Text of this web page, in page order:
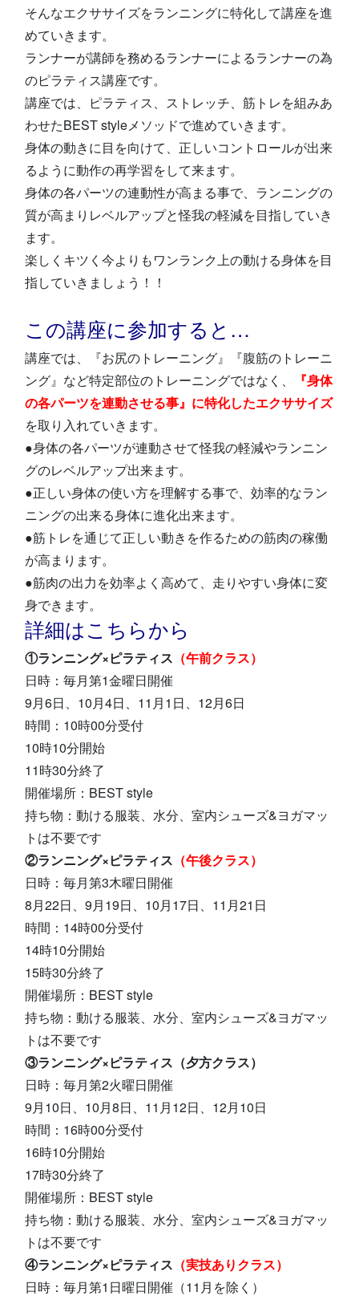
そんなエクササイズをランニングに特化して講座を進
めていきます。
ランナーが講師を務めるランナーによるランナーの為
のピラティス講座です。
講座では、ピラティス、ストレッチ、筋トレを組みあ
わせたBEST styleメソッドで進めていきます。
身体の動きに目を向けて、正しいコントロールが出来
るように動作の再学習をして来ます。
身体の各パーツの連動性が高まる事で、ランニングの
質が高まりレベルアップと怪我の軽減を目指していき
ます。
楽しくキツく今よりもワンランク上の動ける身体を目
指していきましょう！！
この講座に参加すると…
講座では、『お尻のトレーニング』『腹筋のトレーニ
ング』など特定部位のトレーニングではなく、
『身体
の各パーツを連動させる事』に特化したエクササイズ
を取り入れていきます。
●身体の各パーツが連動させて怪我の軽減やランニン
グのレベルアップ出来ます。
●正しい身体の使い方を理解する事で、効率的なラン
ニングの出来る身体に進化出来ます。
●筋トレを通じて正しい動きを作るための筋肉の稼働
が高まります。
●筋肉の出力を効率よく高めて、走りやすい身体に変
身できます。
詳細はこちらから
①ランニング×ピラティス （午前クラス）
日時：毎月第1金曜日開催
9月6日、10月4日、11月1日、12月6日
時間：10時00分受付
10時10分開始
11時30分終了
開催場所：BEST style
持ち物：動ける服装、水分、室内シューズ&ヨガマッ
トは不要です
②ランニング×ピラティス （午後クラス）
日時：毎月第3木曜日開催
8月22日、9月19日、10月17日、11月21日
時間：14時00分受付
14時10分開始
15時30分終了
開催場所：BEST style
持ち物：動ける服装、水分、室内シューズ&ヨガマッ
トは不要です
③ランニング×ピラティス（夕方クラス）
日時：毎月第2火曜日開催
9月10日、10月8日、11月12日、12月10日
時間：16時00分受付
16時10分開始
17時30分終了
開催場所：BEST style
持ち物：動ける服装、水分、室内シューズ&ヨガマッ
トは不要です
④ランニング×ピラティス （実技ありクラス）
日時：毎月第1日曜日開催（11月を除く）